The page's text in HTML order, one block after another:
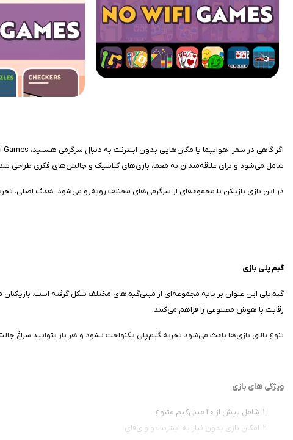
شامل می‌شود و برای علاقه‌مندان به معما، بازی‌های کلاسیک و چالش‌های فکری طراحی
در این بازی بازیکن با مجموعه‌ای از سرگرمی‌های مختلف روبه‌رو می‌شود. هدف اصلی،
گیم پلی بازی
رقابت با هوش مصنوعی را فراهم می‌کنند.
تنوع بالای بازی‌ها باعث می‌شود تجربه گیم‌پلی یکنواخت نشود و هر بار بتوانید سراغ
ویژگی‌ های بازی
شامل بیش از ۲۰ مینی‌گیم متنوع
امکان بازی بدون نیاز به اینترنت و وای‌فای